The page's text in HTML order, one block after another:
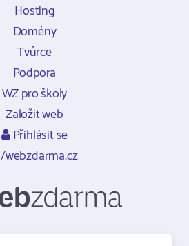
Hosting
Domény
Tvůrce
Podpora
WZ pro školy
Založit web
Přihlásit se
/webzdarma.cz